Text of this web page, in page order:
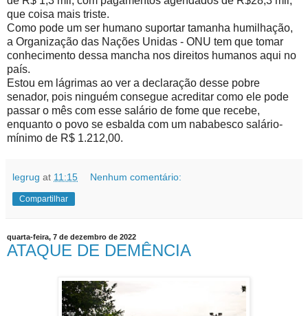
que coisa mais triste.
Como pode um ser humano suportar tamanha humilhação,
a Organização das Nações Unidas - ONU tem que tomar
conhecimento dessa mancha nos direitos humanos aqui no
país.
Estou em lágrimas ao ver a declaração desse pobre
senador, pois ninguém consegue acreditar como ele pode
passar o mês com esse salário de fome que recebe,
enquanto o povo se esbalda com um nababesco salário-
mínimo de R$ 1.212,00.
legrug at 11:15 Nenhum comentário:
Compartilhar
quarta-feira, 7 de dezembro de 2022
ATAQUE DE DEMÊNCIA